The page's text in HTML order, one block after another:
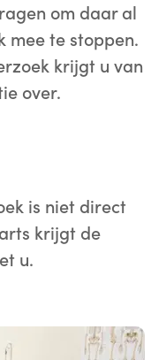
om daar al
mee te stoppen.
krijgt u van
over.
is niet direct
krijgt de
u.